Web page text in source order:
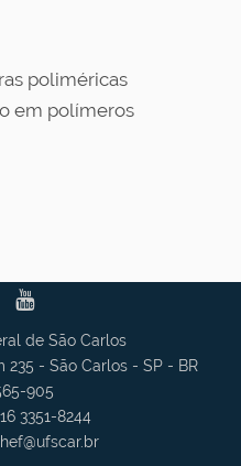
poliméricas
em polímeros
de São Carlos
235 - São Carlos - SP - BR
905
3351-8244
@ufscar.br